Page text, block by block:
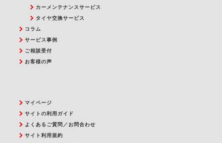
カーメンテナンスサービス
タイヤ交換サービス
コラム
サービス事例
ご相談受付
お客様の声
マイページ
サイトの利用ガイド
よくあるご質問／お問合わせ
サイト利用規約